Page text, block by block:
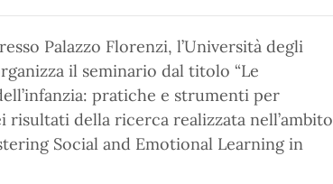
Palazzo Florenzi, l’Università degli
il seminario dal titolo “Le
pratiche e strumenti per
risultati della ricerca realizzata nell’ambito
Social and Emotional Learning in